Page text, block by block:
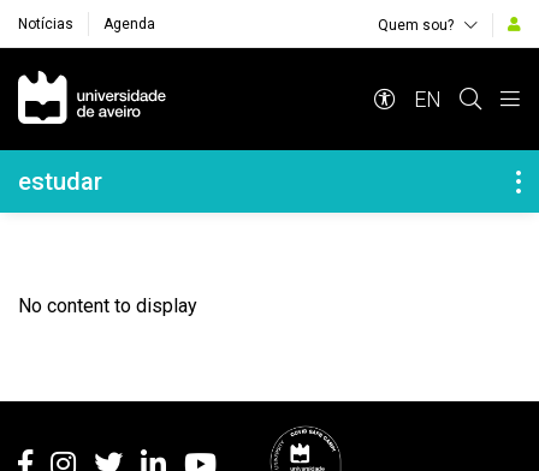
Notícias Agenda Quem sou?
Navegação Principal
EN
Navegação Lateral
estudar
No content to display